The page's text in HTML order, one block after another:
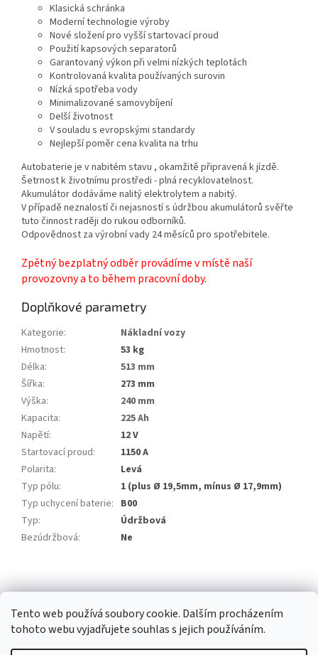
Tento web používá soubory cookie. Dalším procházením
tohoto webu vyjadřujete souhlas s jejich používáním.
Klasická schránka
Moderní technologie výroby
Nové složení pro vyšší startovací proud
Použití kapsových separatorů
Garantovaný výkon při velmi nízkých teplotách
Kontrolovaná kvalita používaných surovin
Nízká spotřeba vody
Minimalizované samovybíjení
Delší životnost
V souladu s evropskými standardy
Nejlepší poměr cena kvalita na trhu
Autobaterie je v nabitém stavu , okamžitě připravená k jízdě.
Šetrnost k životnímu prostředi - plná recyklovatelnost.
Akumulátor dodáváme nalitý elektrolytem a nabitý.
V případě neznalostí či nejasností s údržbou akumulátorů svěřte
tuto činnost raději do rukou odborníků.
Odpovědnost za výrobní vady 24 měsíců pro spotřebitele.
Zpětný bezplatný odběr provádíme v místě naší
provozovny a to během pracovní doby.
Doplňkové parametry
Kategorie:
Nákladní vozy
Hmotnost:
53 kg
Délka:
513 mm
Šířka:
273 mm
Výška:
240 mm
Kapacita:
225 Ah
Napětí:
12 V
Startovací proud:
1150 A
Polarita:
Levá
Typ pólu:
1 (plus Ø 19,5mm, mínus Ø 17,9mm)
Typ uchycení baterie: B00
Typ:
Údržbová
Bezúdržbová: Ne
á